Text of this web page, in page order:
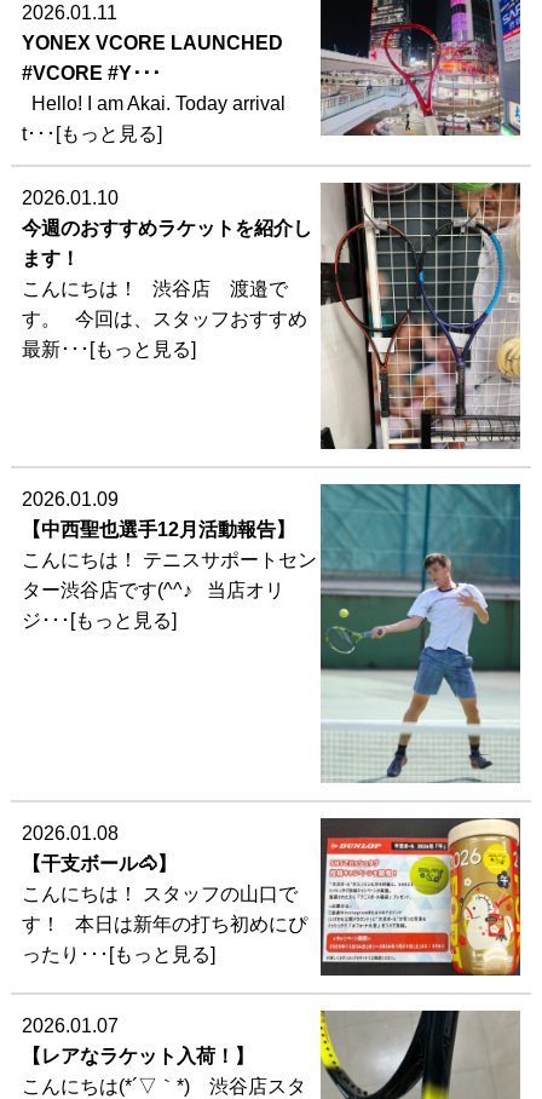
2026.01.11
YONEX VCORE LAUNCHED
#VCORE #Y･･･
Hello! I am Akai. Today arrival
t･･･[もっと見る]
2026.01.10
今週のおすすめラケットを紹介し
ます！
こんにちは！ 渋谷店 渡邉で
す。 今回は、スタッフおすすめ
最新･･･[もっと見る]
2026.01.09
【中西聖也選手12月活動報告】
こんにちは！ テニスサポートセン
ター渋谷店です(^^♪ 当店オリ
ジ･･･[もっと見る]
2026.01.08
【干支ボール🐴】
こんにちは！ スタッフの山口で
す！ 本日は新年の打ち初めにぴ
ったり･･･[もっと見る]
2026.01.07
【レアなラケット入荷！】
こんにちは(*´▽｀*) 渋谷店スタ